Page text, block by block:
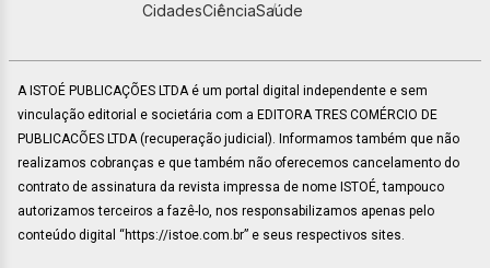
CidadesCiênciaSaúde
A ISTOÉ PUBLICAÇÕES LTDA é um portal digital independente e sem
vinculação editorial e societária com a EDITORA TRES COMÉRCIO DE
PUBLICACÕES LTDA (recuperação judicial). Informamos também que não
realizamos cobranças e que também não oferecemos cancelamento do
contrato de assinatura da revista impressa de nome ISTOÉ, tampouco
autorizamos terceiros a fazê-lo, nos responsabilizamos apenas pelo
conteúdo digital “https://istoe.com.br” e seus respectivos sites.